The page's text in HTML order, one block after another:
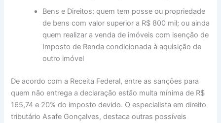
Bens e Direitos: quem tem posse ou propriedade
de bens com valor superior a R$ 800 mil; ou ainda
quem realizar a venda de imóveis com isenção de
Imposto de Renda condicionada à aquisição de
outro imóvel
De acordo com a Receita Federal, entre as sanções para
quem não entrega a declaração estão multa mínima de R$
165,74 e 20% do imposto devido. O especialista em direito
tributário Asafe Gonçalves, destaca outras possíveis